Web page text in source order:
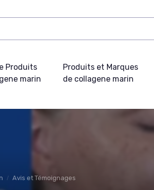
Produits
marin
Produits et Marques
de collagene marin
Avis et Témoignages